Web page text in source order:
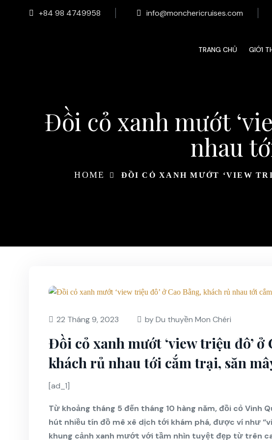
+84 98 4749958 info@monchericruises.com
TRANG CHỦ GIỚI
Đồi cỏ xanh mướt
nhau
HOME ĐỒI CỎ XANH MƯỚT ‘VIEW
22 Tháng 9, 2023 by Du thuyền Mon Chéri
Đồi cỏ xanh mướt ‘view triệu đô’ ở
khách rủ nhau tới cắm trại, săn
[ad_1]
Từ khoảng tháng 5 đến tháng 10 hàng năm, đồi cỏ Vinh
hút nhiều tín đồ mê xê dịch tới khám phá, được ví như
khung cảnh xanh mướt với tầm nhìn tuyệt đẹp từ trên